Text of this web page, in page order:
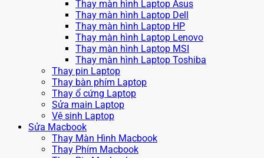
Thay màn hình Laptop Asus
Thay màn hình Laptop Dell
Thay màn hình Laptop HP
Thay màn hình Laptop Lenovo
Thay màn hình Laptop MSI
Thay màn hình Laptop Toshiba
Thay pin Laptop
Thay bàn phím Laptop
Thay ổ cứng Laptop
Sửa main Laptop
Vệ sinh Laptop
Sửa Macbook
Thay Màn Hình Macbook
Thay Phím Macbook